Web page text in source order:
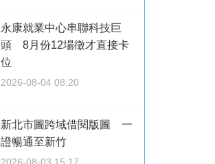
永康就業中心串聯科技巨
頭 8月份12場徵才直接卡
位
2026-08-04 08:20
新北市圖跨域借閱版圖 一
證暢通至新竹